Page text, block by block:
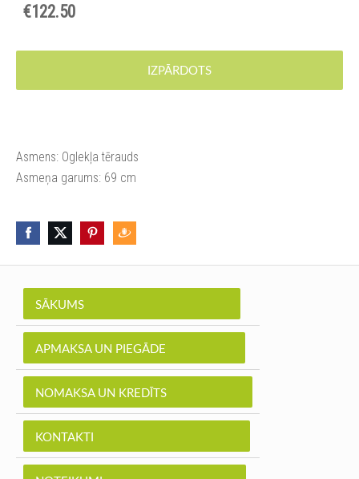
SĀKUMS
APMAKSA UN PIEGĀDE
NOMAKSA UN KREDĪTS
KONTAKTI
€122.50
IZPĀRDOTS
Asmens: Oglekļa tērauds
Asmeņa garums: 69 cm